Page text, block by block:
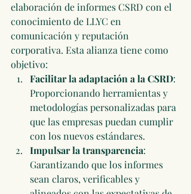
elaboración de informes CSRD con el
conocimiento de LLYC en
comunicación y reputación
corporativa. Esta alianza tiene como
objetivo:
Facilitar la adaptación a la CSRD:
Proporcionando herramientas y
metodologías personalizadas para
que las empresas puedan cumplir
con los nuevos estándares.
Impulsar la transparencia:
Garantizando que los informes
sean claros, verificables y